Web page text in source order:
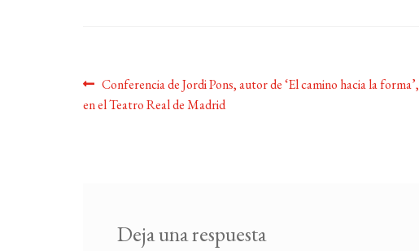
Navegación
de
Anterior:
Conferencia de Jordi Pons, autor de ‘El camino hacia la forma’,
en el Teatro Real de Madrid
Deja una respuesta